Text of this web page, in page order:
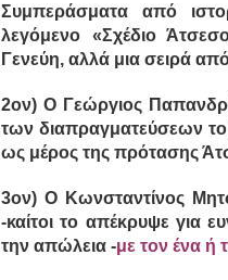
Συμπεράσματα από
λεγόμενο «Σχέδιο
Γενεύη, αλλά μια σειρά
2ον) Ο Γεώργιος
των διαπραγματεύσεων
ως μέρος της πρότασης
3ον) Ο Κωνσταντίνος
-καίτοι το απέκρυψε για
την απώλεια -με τον ένα ή